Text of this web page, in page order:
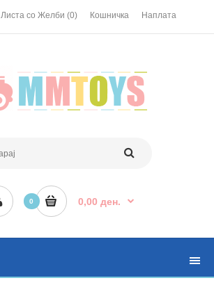
Листа со Желби (0) Кошничка Наплата
0 0,00 ден.